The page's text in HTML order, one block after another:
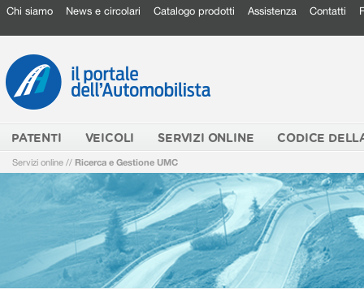
Chi siamo News e circolari Catalogo prodotti Assistenza Contatti
PATENTI VEICOLI SERVIZI ONLINE CODICE
Servizi online // Ricerca e Gestione UMC